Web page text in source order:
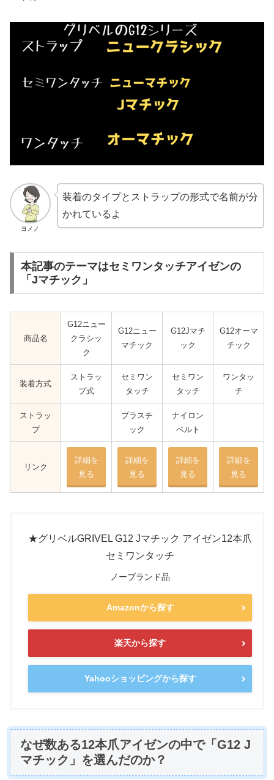
ヨメノ
装着のタイプとストラップの形式で名前が分
かれているよ
本記事のテーマはセミワンタッチアイゼンの
「Jマチック」
商品名
G12ニュー
クラシッ
ク
G12ニュー
マチック
G12Jマチ
ック
G12オーマ
チック
装着方式
ストラッ
プ式
セミワン
タッチ
セミワン
タッチ
ワンタッ
チ
ストラッ
プ
プラスチ
ック
ナイロン
ベルト
リンク
詳細を
見る
詳細を
見る
詳細を
見る
詳細を
見る
★グリベルGRIVEL G12 Jマチック アイゼン12本爪
セミワンタッチ
ノーブランド品
Amazonから探す
楽天から探す
Yahooショッピングから探す
なぜ数ある12本爪アイゼンの中で「G12 J
マチック」を選んだのか？